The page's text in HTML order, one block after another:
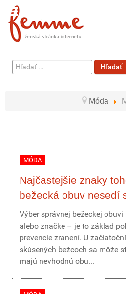
Hľadať
...
Hľadať
Móda
MÓDA
Najčastejšie znaky
bežecká obuv nesedí
Výber správnej bežeckej obuvi
alebo značke – je to základ
prevencie zranení. U
skúsených bežcoch sa môže
majú nevhodnú obu...